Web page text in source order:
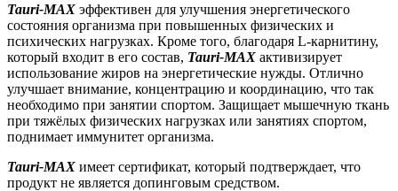
Tauri-MAX эффективен для улучшения энергетического
состояния организма при повышенных физических и
психических нагрузках. Кроме того, благодаря L-карнитину,
который входит в его состав, Tauri-MAX активизирует
использование жиров на энергетические нужды. Отлично
улучшает внимание, концентрацию и координацию, что так
необходимо при занятии спортом. Защищает мышечную ткань
при тяжёлых физических нагрузках или занятиях спортом,
поднимает иммунитет организма.
Tauri-MAX имеет сертификат, который подтверждает, что
продукт не является допинговым средством.